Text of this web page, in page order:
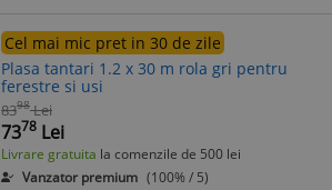
Cel mai mic pret in 30 de zile
Plasa tantari 1.2 x 30 m rola gri pentru
ferestre si usi
8398 Lei
7378 Lei
Livrare gratuita la comenzile de 500 lei
Vanzator premium (100% / 5)